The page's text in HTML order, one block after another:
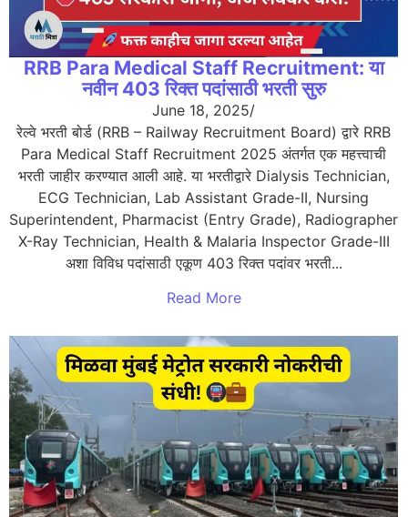
RRB Para Medical Staff Recruitment: या
नवीन 403 रिक्त पदांसाठी भरती सुरु
June 18, 2025/
रेल्वे भरती बोर्ड (RRB – Railway Recruitment Board) द्वारे RRB
Para Medical Staff Recruitment 2025 अंतर्गत एक महत्त्वाची
भरती जाहीर करण्यात आली आहे. या भरतीद्वारे Dialysis Technician,
ECG Technician, Lab Assistant Grade-II, Nursing
Superintendent, Pharmacist (Entry Grade), Radiographer
X-Ray Technician, Health & Malaria Inspector Grade-III
अशा विविध पदांसाठी एकूण 403 रिक्त पदांवर भरती...
Read More